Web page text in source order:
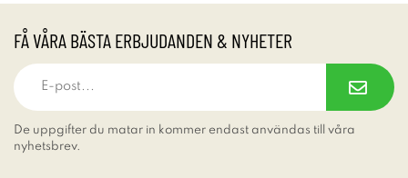
FÅ VÅRA BÄSTA ERBJUDANDEN & NYHETER
De uppgifter du matar in kommer endast användas till våra
nyhetsbrev.